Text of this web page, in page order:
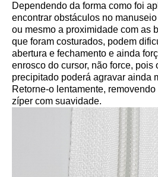
Dependendo da forma como foi
encontrar obstáculos no
ou mesmo a proximidade com as
que foram costurados, podem
abertura e fechamento e ainda
enrosco do cursor, não force, pois
precipitado poderá agravar ainda
Retorne-o lentamente,
zíper com suavidade.